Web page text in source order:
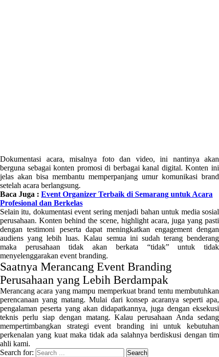
Dokumentasi acara, misalnya foto dan video, ini nantinya akan
berguna sebagai konten promosi di berbagai kanal digital. Konten ini
jelas akan bisa membantu memperpanjang umur komunikasi brand
setelah acara berlangsung.
Baca Juga : Event Organizer Terbaik di Semarang untuk Acara
Profesional dan Berkelas
Selain itu, dokumentasi event sering menjadi bahan untuk media sosial
perusahaan. Konten behind the scene, highlight acara, juga yang pasti
dengan testimoni peserta dapat meningkatkan engagement dengan
audiens yang lebih luas. Kalau semua ini sudah terang benderang
maka perusahaan tidak akan berkata “tidak” untuk tidak
menyelenggarakan event branding.
Saatnya Merancang Event Branding
Perusahaan yang Lebih Berdampak
Merancang acara yang mampu memperkuat brand tentu membutuhkan
perencanaan yang matang. Mulai dari konsep acaranya seperti apa,
pengalaman peserta yang akan didapatkannya, juga dengan eksekusi
teknis perlu siap dengan matang. Kalau perusahaan Anda sedang
mempertimbangkan strategi event branding ini untuk kebutuhan
perkenalan yang kuat maka tidak ada salahnya berdiskusi dengan tim
ahli kami.
Search for: